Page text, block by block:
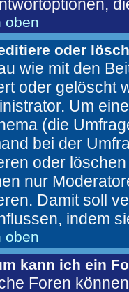
oben
oder
wie mit den
oder gelöscht
Um
(die
bei der
oder
nur
Damit soll
indem
oben
kann ich ein
Foren